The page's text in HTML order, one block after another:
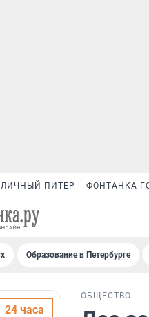
ПИТЕР ФОНТАНКА
Образование в Петербурге
24 часа
ОБЩЕСТВО